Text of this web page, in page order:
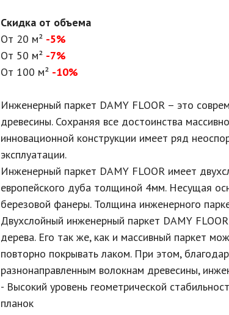
Скидка от объема
От 20 м² -5%
От 50 м² -7%
От 100 м² -10%
Инженерный паркет DAMY FLOOR – это
древесины. Сохраняя все достоинства
инновационной конструкции имеет ряд
эксплуатации.
Инженерный паркет DAMY FLOOR имеет
европейского дуба толщиной 4мм. Несущая
березовой фанеры. Толщина инженерного
Двухслойный инженерный паркет DAMY
дерева. Его так же, как и массивный паркет
повторно покрывать лаком. При этом,
разнонаправленным волокнам древесины,
- Высокий уровень геометрической
планок